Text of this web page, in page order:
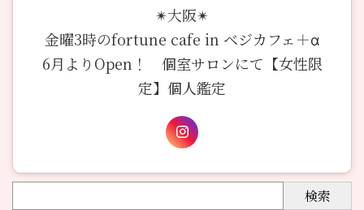
✴︎大阪✴︎
金曜3時のfortune cafe in ベジカフェ＋α
6月よりOpen！ 個室サロンにて【女性限
定】個人鑑定
検索